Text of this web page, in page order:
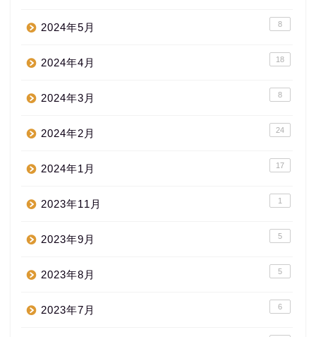
2024年5月 8
2024年4月 18
2024年3月 8
2024年2月 24
2024年1月 17
2023年11月 1
2023年9月 5
2023年8月 5
2023年7月 6